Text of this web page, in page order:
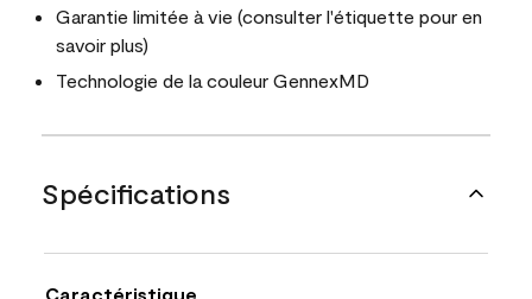
Garantie limitée à vie (consulter l'étiquette pour en
savoir plus)
Technologie de la couleur GennexMD
Spécifications
Caractéristique